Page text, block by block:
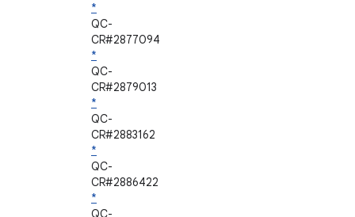
*
QC-
CR#2877094
*
QC-
CR#2879013
*
QC-
CR#2883162
*
QC-
CR#2886422
*
QC-